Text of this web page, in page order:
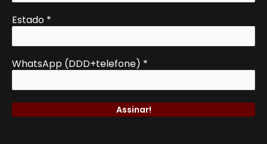
Estado *
WhatsApp (DDD+telefone) *